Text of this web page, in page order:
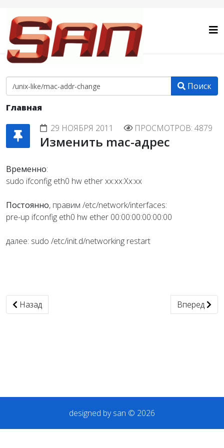
Поиск
Главная
29 НОЯБРЯ 2011
ПРОСМОТРОВ: 4879
Изменить mac-адрес
Временно:
sudo ifconfig eth0 hw ether xx:xx:Xx:xx
Постоянно, правим /etc/network/interfaces:
pre-up ifconfig eth0 hw ether 00:00:00:00:00:00
далее: sudo /etc/init.d/networking restart
Предыдущий: nmap: сканирование портов
Назад Следующий:
Вперед
designed by san © 2026